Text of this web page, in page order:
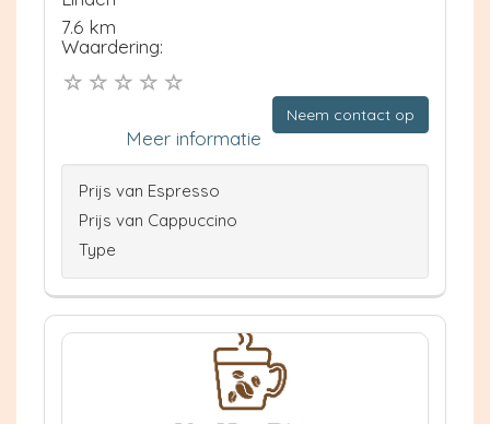
7.6 km
Waardering:
Neem contact op
Meer informatie
Prijs van Espresso
Prijs van Cappuccino
Type